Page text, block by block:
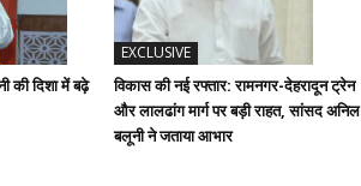
की दिशा में बढ़े
EXCLUSIVE
विकास की नई रफ्तार: रामनगर-देहरादून ट्रेन
और लालढांग मार्ग पर बड़ी राहत, सांसद अनिल
बलूनी ने जताया आभार